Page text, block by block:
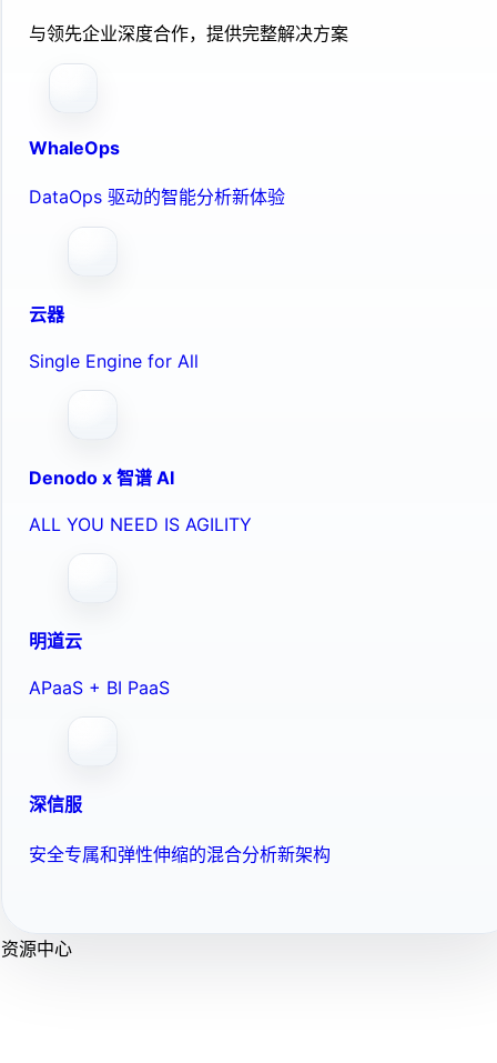
与领先企业深度合作，提供完整解决方案
WhaleOps
DataOps 驱动的智能分析新体验
云器
Single Engine for All
Denodo x 智谱 AI
ALL YOU NEED IS AGILITY
明道云
APaaS + BI PaaS
深信服
安全专属和弹性伸缩的混合分析新架构
资源中心